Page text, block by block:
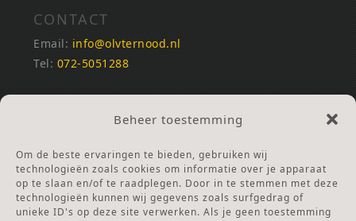
Beheer toestemming
Om de beste ervaringen te bieden, gebruiken wij
technologieën zoals cookies om informatie over je apparaat
op te slaan en/of te raadplegen. Door in te stemmen met deze
technologieën kunnen wij gegevens zoals surfgedrag of
unieke ID's op deze site verwerken. Als je geen toestemming
CONTACT
Email: info@olvternood.nl
Tel: 072-5051288
REKENINGNUMMERS
NL25INGB0000672168
Ga naar Doneren
ANBI Stichting